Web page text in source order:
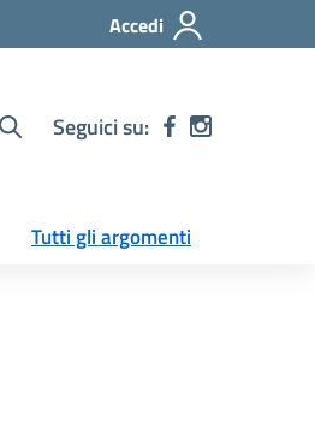
Accedi
Seguici su:
Tutti gli argomenti